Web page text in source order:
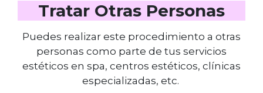
Tratar Otras Personas
Puedes realizar este procedimiento a otras
personas como parte de tus servicios
estéticos en spa, centros estéticos, clínicas
especializadas, etc.